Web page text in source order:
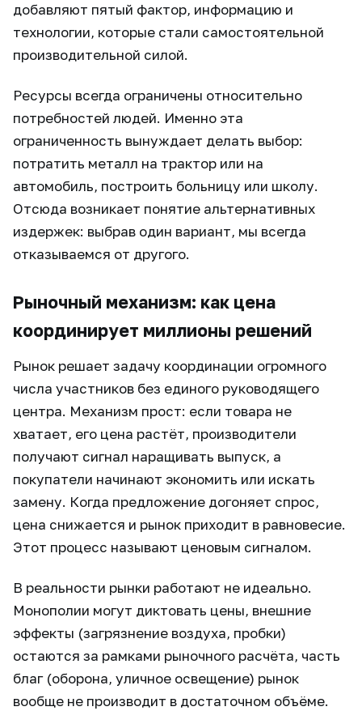
добавляют пятый фактор, информацию и
технологии, которые стали самостоятельной
производительной силой.
Ресурсы всегда ограничены относительно
потребностей людей. Именно эта
ограниченность вынуждает делать выбор:
потратить металл на трактор или на
автомобиль, построить больницу или школу.
Отсюда возникает понятие альтернативных
издержек: выбрав один вариант, мы всегда
отказываемся от другого.
Рыночный механизм: как цена
координирует миллионы решений
Рынок решает задачу координации огромного
числа участников без единого руководящего
центра. Механизм прост: если товара не
хватает, его цена растёт, производители
получают сигнал наращивать выпуск, а
покупатели начинают экономить или искать
замену. Когда предложение догоняет спрос,
цена снижается и рынок приходит в равновесие.
Этот процесс называют ценовым сигналом.
В реальности рынки работают не идеально.
Монополии могут диктовать цены, внешние
эффекты (загрязнение воздуха, пробки)
остаются за рамками рыночного расчёта, часть
благ (оборона, уличное освещение) рынок
вообще не производит в достаточном объёме.